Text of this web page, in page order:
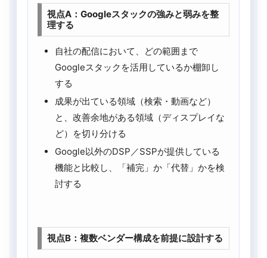
視点A：Googleスタックの強みと弱みを整
理する
自社の配信において、どの範囲まで
Googleスタックを活用しているか棚卸し
する
成果が出ている領域（検索・動画など）
と、改善余地がある領域（ディスプレイな
ど）を切り分ける
Google以外のDSP／SSPが提供している
機能と比較し、「補完」か「代替」かを検
討する
視点B：複数ベンダー構成を前提に設計する